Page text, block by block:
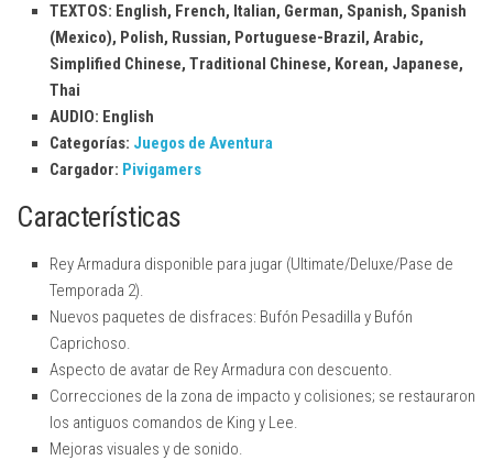
TEXTOS: English, French, Italian, German, Spanish, Spanish
(Mexico), Polish, Russian, Portuguese-Brazil, Arabic,
Simplified Chinese, Traditional Chinese, Korean, Japanese,
Thai
AUDIO: English
Categorías: Juegos de Aventura
Cargador: Pivigamers
Características
Rey Armadura disponible para jugar (Ultimate/Deluxe/Pase de
Temporada 2).
Nuevos paquetes de disfraces: Bufón Pesadilla y Bufón
Caprichoso.
Aspecto de avatar de Rey Armadura con descuento.
Correcciones de la zona de impacto y colisiones; se restauraron
los antiguos comandos de King y Lee.
Mejoras visuales y de sonido.